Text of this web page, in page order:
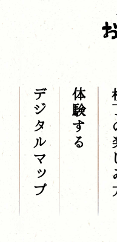
横
体験する
デジタルマップ